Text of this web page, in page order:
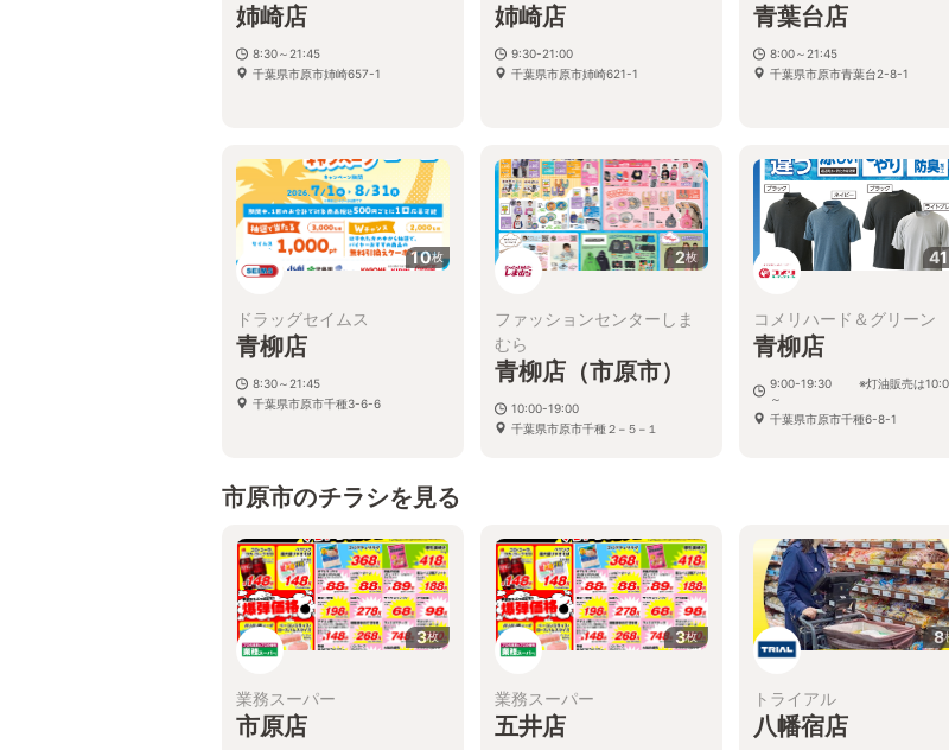
姉崎店
8:30～21:45
千葉県市原市姉崎657-1
姉崎店
9:30-21:00
千葉県市原市姉崎621-1
青葉台店
8:00～21:45
千葉県市原市青葉台2-8-1
10枚
ドラッグセイムス
青柳店
8:30～21:45
千葉県市原市千種3-6-6
2枚
ファッションセンターしま
むら
青柳店（市原市）
10:00-19:00
千葉県市原市千種２−５−１
41
コメリハード＆グリーン
青柳店
9:00-19:30 ※灯油販売は
～
千葉県市原市千種6-8-1
市原市のチラシを見る
3枚
業務スーパー
市原店
3枚
業務スーパー
五井店
8
トライアル
八幡宿店